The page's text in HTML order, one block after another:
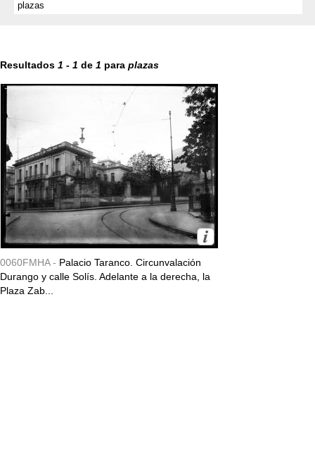
Resultados 1 - 1 de 1 para plazas
0060FMHA - Palacio Taranco. Circunvalación
Durango y calle Solís. Adelante a la derecha, la
Plaza Zab...